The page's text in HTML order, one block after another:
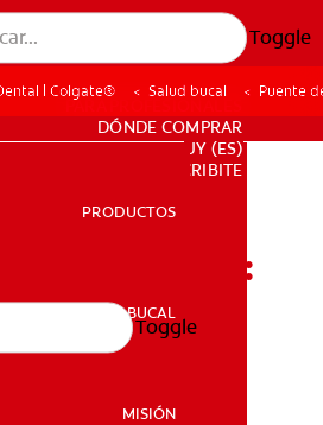
Toggle
SALUD BUCAL
PARA PROFESIONALES
DÓNDE COMPRAR
UY (ES)
SUSCRIBITE
PRODUCTOS
SALUD BUCAL
MISIÓN
Toggle
| Colgate® Salud bucal Puente
o implante:
para